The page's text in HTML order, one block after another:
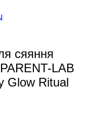
сяяння
LAB
Glow Ritual